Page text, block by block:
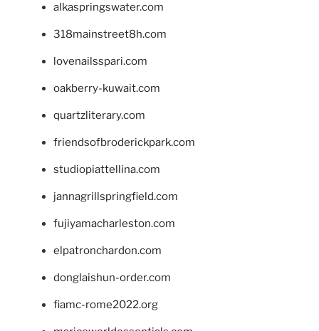
alkaspringswater.com
318mainstreet8h.com
lovenailsspari.com
oakberry-kuwait.com
quartzliterary.com
friendsofbroderickpark.com
studiopiattellina.com
jannagrillspringfield.com
fujiyamacharleston.com
elpatronchardon.com
donglaishun-order.com
fiamc-rome2022.org